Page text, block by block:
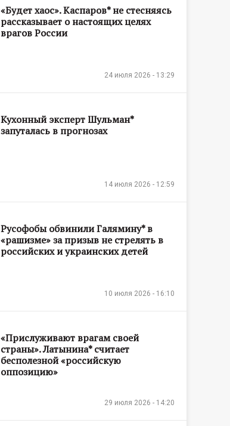
«Будет хаос». Каспаров* не стесняясь
рассказывает о настоящих целях
врагов России
24 июля 2026 - 13:29
Кухонный эксперт Шульман*
запуталась в прогнозах
14 июля 2026 - 12:59
Русофобы обвинили Галямину* в
«рашизме» за призыв не стрелять в
российских и украинских детей
10 июля 2026 - 16:10
«Прислуживают врагам своей
страны». Латынина* считает
бесполезной «российскую
оппозицию»
29 июля 2026 - 14:20